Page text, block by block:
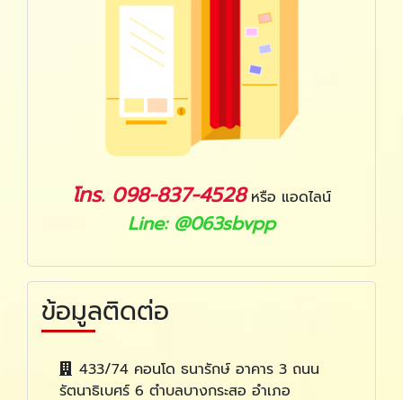
โทร. 098-837-4528หรือ แอดไลน์
Line: @063sbvpp
ข้อมูลติดต่อ
433/74 คอนโด ธนารักษ์ อาคาร 3 ถนน
รัตนาธิเบศร์ 6 ตำบลบางกระสอ อำเภอ